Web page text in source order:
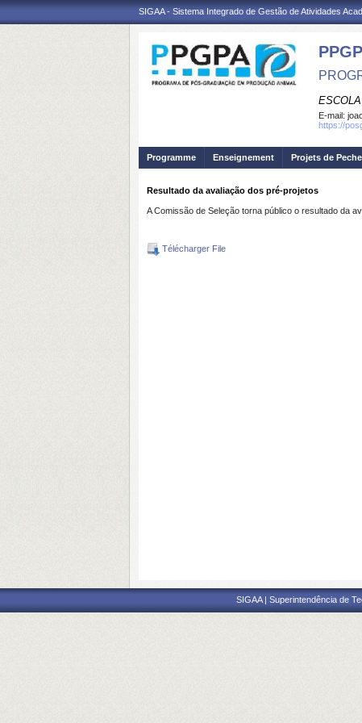
SIGAA - Sistema Integrado de Gestão de Atividades
E-mail:
https://
Programme Enseignement Projets de
Resultado da avaliação dos pré-projetos
A Comissão de Seleção torna público o resultado da
Télécharger File
SIGAA | Superintendência de